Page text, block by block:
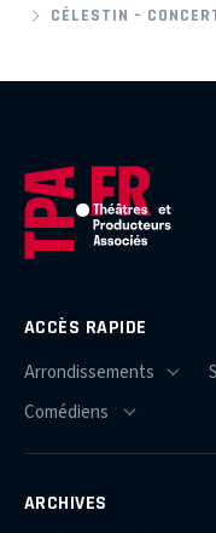
CÉLESTIN –
ACCÈS RAPIDE
ARCHIVES